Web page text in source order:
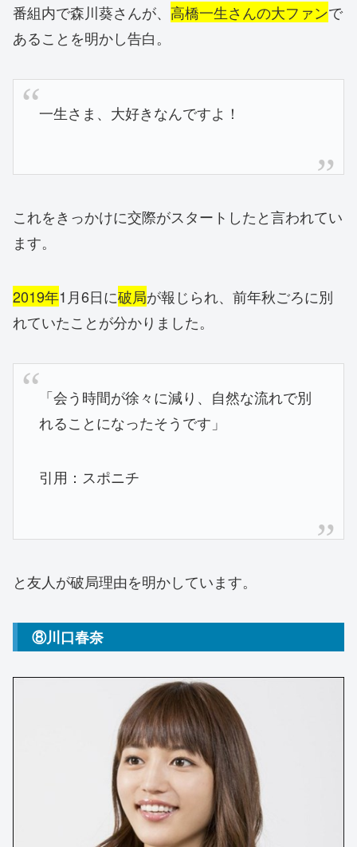
番組内で森川葵さんが、 高橋一生さんの大ファンで
あることを明かし告白。
一生さま、大好きなんですよ！
これをきっかけに交際がスタートしたと言われてい
ます。
2019年1月6日に破局が報じられ、前年秋ごろに別
れていたことが分かりました。
「会う時間が徐々に減り、自然な流れで別
れることになったそうです」
引用：スポニチ
と友人が破局理由を明かしています。
⑧川口春奈